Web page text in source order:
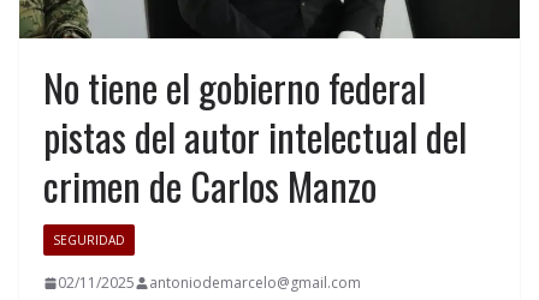
No tiene el gobierno federal
pistas del autor intelectual del
crimen de Carlos Manzo
SEGURIDAD
02/11/2025 antoniodemarcelo@gmail.com